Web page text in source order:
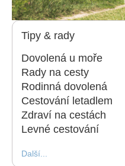
Tipy & rady
Dovolená u moře
Rady na cesty
Rodinná dovolená
Cestování letadlem
Zdraví na cestách
Levné cestování
Další...